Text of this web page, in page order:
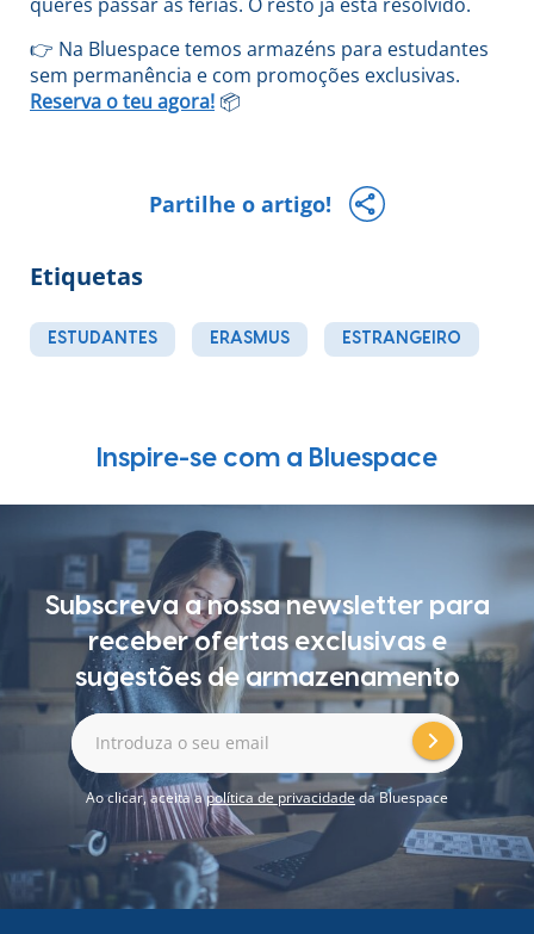
👉 Na Bluespace temos armazéns para estudantes
sem permanência e com promoções exclusivas.
Reserva o teu agora! 📦
Partilhe o artigo!
Etiquetas
ESTUDANTES ERASMUS ESTRANGEIRO
Inspire-se com a Bluespace
Subscreva a nossa newsletter para
receber ofertas exclusivas e
sugestões de armazenamento
Introduza o seu email
Ao clicar, aceita apolítica de privacidadeda Bluespace